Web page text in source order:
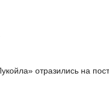
отразились на